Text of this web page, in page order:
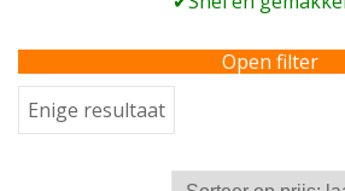
Open filter
Enige resultaat